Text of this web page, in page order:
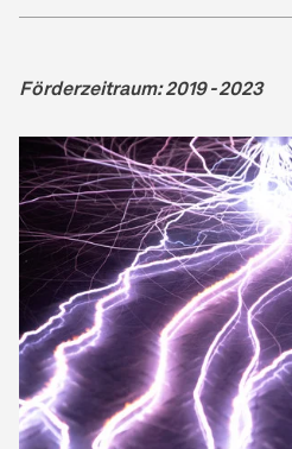
Förderzeitraum: 2019 - 2023